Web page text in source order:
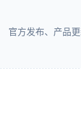
官方发布、产品